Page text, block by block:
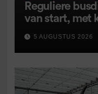
Reguliere
van start, met
5 AUGUSTUS 2026